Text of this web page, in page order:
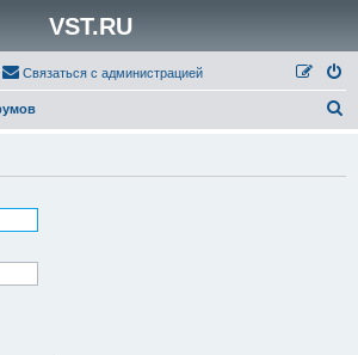
VST.RU
Связаться с администрацией